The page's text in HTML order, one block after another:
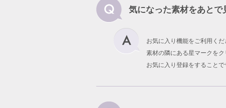
気になった素材をあと
お気に入り機能をご利用くだ
素材の隣にある星マークを
お気に入り登録をすること